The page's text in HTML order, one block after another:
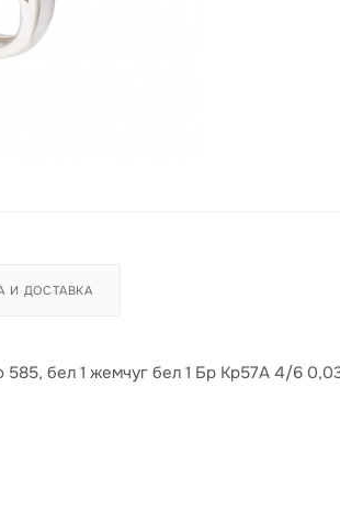
И ДОСТАВКА
бел 1 жемчуг бел 1 Бр Кр57А 4/6